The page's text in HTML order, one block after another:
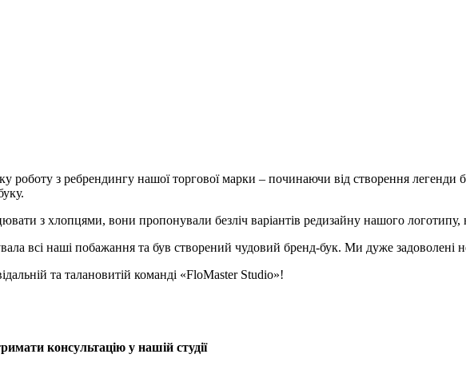
роботу з ребрендингу нашої торгової марки – починаючи від створення
з хлопцями, вони пропонували безліч варіантів редизайну нашого логотипу,
всі наші побажання та був створений чудовий бренд-бук. Ми дуже
та талановитій команді «FloMaster Studio»!
консультацію у нашій студії